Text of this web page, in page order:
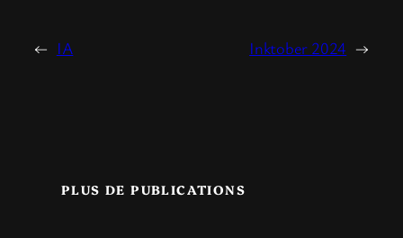
← IA Inktober 2024 →
PLUS DE PUBLICATIONS